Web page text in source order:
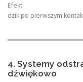
Efekt:
dzik po pierwszym
4. Systemy
dźwiękowo